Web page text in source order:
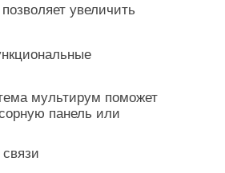
увеличить
мультирум поможет
панель или